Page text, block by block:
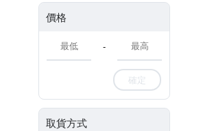
價格
-
確定
取貨方式